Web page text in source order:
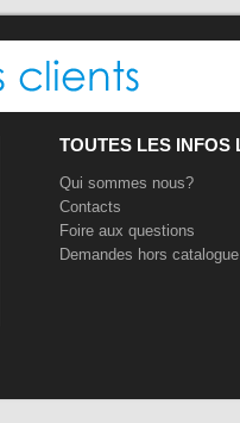
TOUTES LES INFOS
Qui sommes nous?
Contacts
Foire aux questions
Demandes hors catalogue